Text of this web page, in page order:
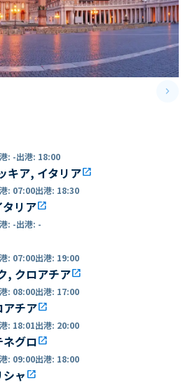
keyboard_arrow_right
: -出港: 18:00
キア, イタリアopen_in_new
: 07:00出港: 18:30
リアopen_in_new
: -出港: -
: 07:00出港: 19:00
, クロアチアopen_in_new
: 08:00出港: 17:00
チアopen_in_new
: 18:01出港: 20:00
グロopen_in_new
: 09:00出港: 18:00
ャ open_in_new